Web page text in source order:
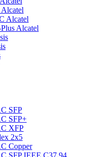
Alcatel
Alcatel
SFP
SFP+
XFP
2x5
Copper
SFP IEEE C37.94